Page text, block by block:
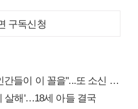
구독신청
이 이 꼴을"...또 소신 발언
살해'…18세 아들 결국